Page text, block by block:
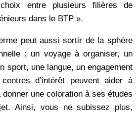
entre plusieurs filières de
dans le BTP ».
peut aussi sortir de la sphère
: un voyage à organiser, un
sport, une langue, un engagement
d’intérêt peuvent aider à
une coloration à ses études
Ainsi, vous ne subissez plus,